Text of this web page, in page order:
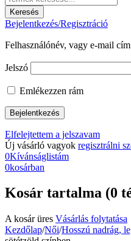
Bejelentkezés/Regisztráció
Felhasználónév, vagy e-mail cím
Jelszó
Emlékezzen rám
Elfelejtettem a jelszavam
Új vásárló vagyok regisztrálni
0Kívánságlistám
0kosárban
Kosár tartalma (0
A kosár üres Vásárlás folytatása
Kezdőlap/Női/Hosszú nadrág,